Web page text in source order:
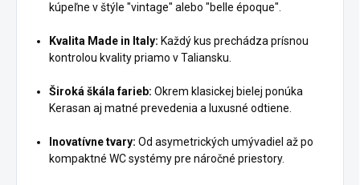
kúpeľne v štýle "vintage" alebo "belle époque".
Kvalita Made in Italy: Každý kus prechádza prísnou
kontrolou kvality priamo v Taliansku.
Široká škála farieb: Okrem klasickej bielej ponúka
Kerasan aj matné prevedenia a luxusné odtiene.
Inovatívne tvary: Od asymetrických umývadiel až po
kompaktné WC systémy pre náročné priestory.